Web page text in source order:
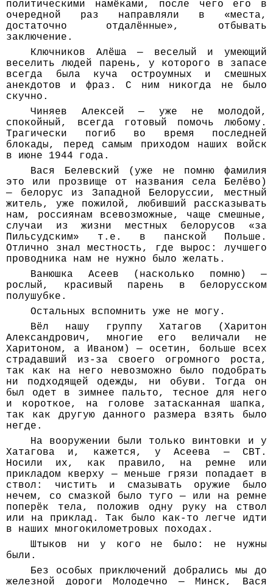
политическими намёками, после чего его в
очередной раз направляли в «места,
достаточно отдалённые», отбывать
заключение.
Ключников Алёша — веселый и умеющий
веселить людей парень, у которого в запасе
всегда была куча остроумных и смешных
анекдотов и фраз. С ним никогда не было
скучно.
Чиняев Алексей — уже не молодой,
спокойный, всегда готовый помочь любому.
Трагически погиб во время последней
блокады, перед самым приходом наших войск
в июне 1944 года.
Вася Белевский (уже не помню фамилия
это или прозвище от названия села Белёво)
— белорус из Западной Белоруссии, местный
житель, уже пожилой, любивший рассказывать
нам, россиянам всевозможные, чаще смешные,
случаи из жизни местных белорусов «за
Пильсудским» т.е. в панской Польше.
Отлично знал местность, где вырос: лучшего
проводника нам не нужно было желать.
Ванюшка Асеев (насколько помню) —
рослый, красивый парень в белорусском
полушубке.
Остальных вспомнить уже не могу.
Вёл нашу группу Хатагов (Харитон
Александрович, многие его величали не
Харитоном, а Иваном) — осетин, больше всех
страдавший из-за своего огромного роста,
так как на него невозможно было подобрать
ни подходящей одежды, ни обуви. Тогда он
был одет в зимнее пальто, тесное для него
и короткое, на голове затасканная шапка,
так как другую данного размера взять было
негде.
На вооружении были только винтовки и у
Хатагова и, кажется, у Асеева — СВТ.
Носили их, как правило, на ремне или
прикладом кверху — меньше грязи попадает в
ствол: чистить и смазывать оружие было
нечем, со смазкой было туго — или на ремне
поперёк тела, положив одну руку на ствол
или на приклад. Так было как-то легче идти
в наших многокилометровых походах.
Штыков ни у кого не было: не нужны
были.
Без особых приключений добрались мы до
железной дороги Молодечно — Минск, Вася